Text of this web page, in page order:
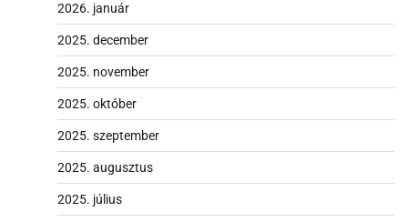
2026. január
2025. december
2025. november
2025. október
2025. szeptember
2025. augusztus
2025. július